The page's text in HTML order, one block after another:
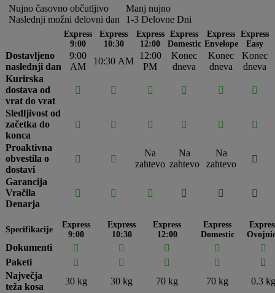
Nujno časovno občutljivo
Naslednji možni delovni dan
Manj nujno
1-3 Delovne Dni
Express
9:00
Express
10:30
Express
12:00
Express
Domestic
Express
Envelope
Express
Easy
Dostavljeno
naslednji dan
9:00
AM
10:30 AM
12:00
PM
Konec
dneva
Konec
dneva
Konec
dneva
Kurirska
dostava od
vrat do vrat
     
Sledljivost od
začetka do
konca
     
Proaktivna
obvestila o
dostavi
 
Na
zahtevo
Na
zahtevo
Na
zahtevo

Garancija
Vračila
Denarja
     
Specifikacije
Express
9:00
Express
10:30
Express
12:00
Express
Domestic
Dokumenti    

Paketi
   

Največja
teža kosa
30 kg 30 kg 70 kg 70 kg
0.3 kg